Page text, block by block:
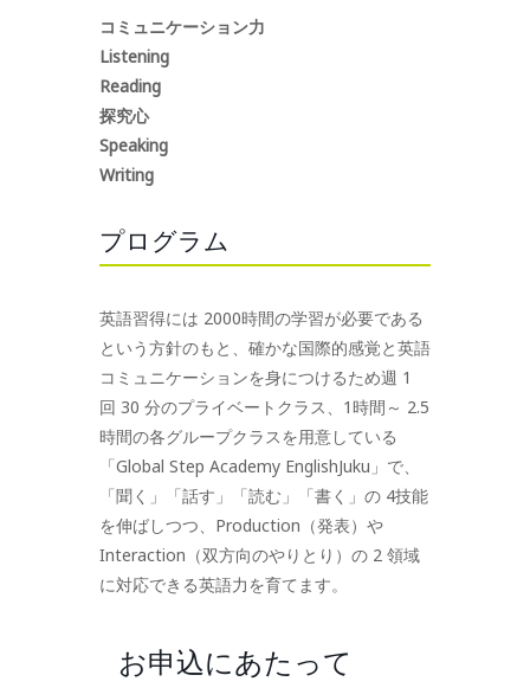
コミュニケーション力
Listening
Reading
探究心
Speaking
Writing
プログラム
英語習得には 2000時間の学習が必要である
という方針のもと、確かな国際的感覚と英語
コミュニケーションを身につけるため週 1
回 30 分のプライベートクラス、1時間～ 2.5
時間の各グループクラスを用意している
「Global Step Academy EnglishJuku」で、
「聞く」「話す」「読む」「書く」の 4技能
を伸ばしつつ、Production（発表）や
Interaction（双方向のやりとり）の 2 領域
に対応できる英語力を育てます。
お申込にあたって